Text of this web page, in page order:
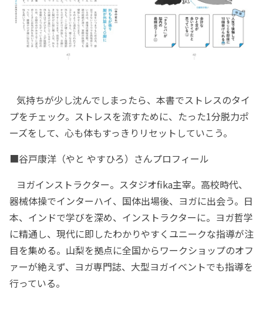
気持ちが少し沈んでしまったら、本書でストレスのタイ
プをチェック。ストレスを流すために、たった1分脱力ポ
ーズをして、心も体もすっきりリセットしていこう。
■谷戸康洋（やと やすひろ）さんプロフィール
ヨガインストラクター。スタジオfika主宰。高校時代、
器械体操でインターハイ、国体出場後、ヨガに出会う。日
本、インドで学びを深め、インストラクターに。ヨガ哲学
に精通し、現代に即したわかりやすくユニークな指導が注
目を集める。山梨を拠点に全国からワークショップのオフ
ァーが絶えず、ヨガ専門誌、大型ヨガイベントでも指導を
行っている。